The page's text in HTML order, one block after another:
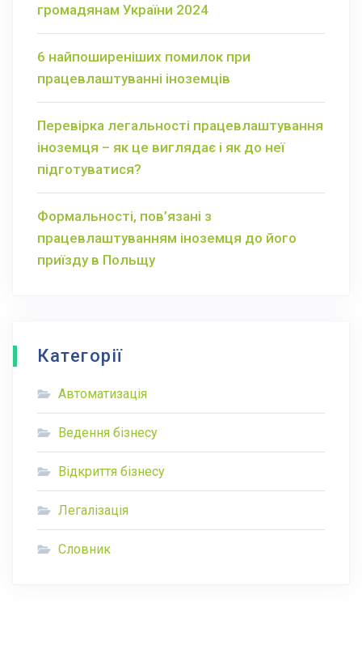
громадянам України 2024
6 найпоширеніших помилок при
працевлаштуванні іноземців
Перевірка легальності працевлаштування
іноземця – як це виглядає і як до неї
підготуватися?
Формальності, пов’язані з
працевлаштуванням іноземця до його
приїзду в Польщу
Категорії
Автоматизація
Ведення бізнесу
Відкриття бізнесу
Легалізація
Словник